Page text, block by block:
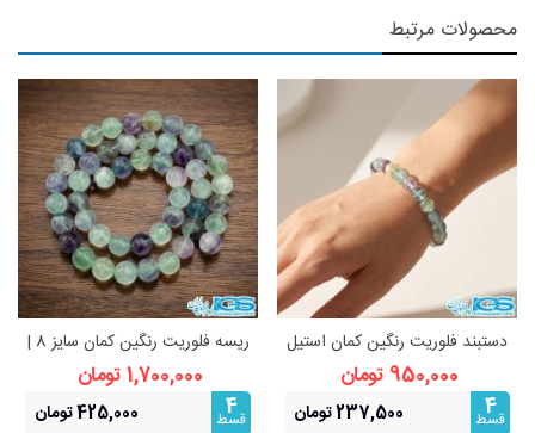
محصولات مرتبط
دستبند فلوریت رنگین کمان استیل
فری سایز
950,000 تومان
4
قسط 237,500 تومان
ریسه فلوریت رنگین‌ کمان سایز 8 |
نظم ذهنی و تمرکز
1,700,000 تومان
4
قسط 425,000 تومان